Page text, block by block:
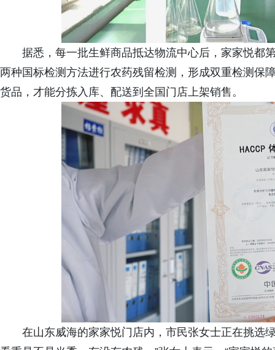
据悉，每一批生鲜商品抵达物流中心后，家家悦都
两种国标检测方法进行农药残留检测，形成双重检测保
货品，才能分拣入库、配送到全国门店上架销售。
在山东威海的家家悦门店内，市民张女士正在挑选